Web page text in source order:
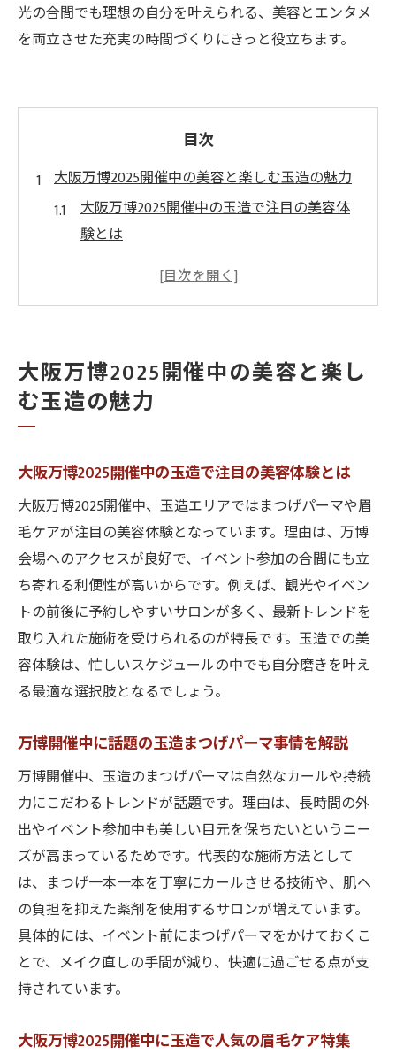
光の合間でも理想の自分を叶えられる、美容とエンタメ
を両立させた充実の時間づくりにきっと役立ちます。
目次
大阪万博2025開催中の美容と楽しむ玉造の魅力
大阪万博2025開催中の玉造で注目の美容体
験とは
万博開催中に話題の玉造まつげパーマ事情
玉造で大阪万博2025開催中に楽しむ美容ト
レンド
くコツ
る方法
トレンド重視なら万博開催中のまつげパーマ体
験
大阪万博2025開催中に話題のまつげパーマ
最新技術
万博開催中の玉造で試せるトレンドまつげ
パーマ特集
れる秘訣
まつげパーマ選びで大阪万博2025開催中を
満喫しよう
大阪万博2025開催中の玉造で叶う理想のま
つげ体験
万博開催中に玉造で人気のまつげパーマポ
イント
眉毛ケアで自分らしさを叶える大阪市の方法
大阪万博2025開催中に注目の眉毛ケア最新
トレンド
眉毛ケアで大阪万博2025開催中に自分らし
大阪万博2025開催中の美容と楽し
む玉造の魅力
大阪万博2025開催中の玉造で注目の美容体験とは
大阪万博2025開催中、玉造エリアではまつげパーマや眉
毛ケアが注目の美容体験となっています。理由は、万博
会場へのアクセスが良好で、イベント参加の合間にも立
ち寄れる利便性が高いからです。例えば、観光やイベン
トの前後に予約しやすいサロンが多く、最新トレンドを
取り入れた施術を受けられるのが特長です。玉造での美
容体験は、忙しいスケジュールの中でも自分磨きを叶え
る最適な選択肢となるでしょう。
万博開催中に話題の玉造まつげパーマ事情を解説
万博開催中、玉造のまつげパーマは自然なカールや持続
力にこだわるトレンドが話題です。理由は、長時間の外
出やイベント参加中も美しい目元を保ちたいというニー
ズが高まっているためです。代表的な施術方法として
は、まつげ一本一本を丁寧にカールさせる技術や、肌へ
の負担を抑えた薬剤を使用するサロンが増えています。
具体的には、イベント前にまつげパーマをかけておくこ
とで、メイク直しの手間が減り、快適に過ごせる点が支
持されています。
大阪万博2025開催中に玉造で人気の眉毛ケア特集